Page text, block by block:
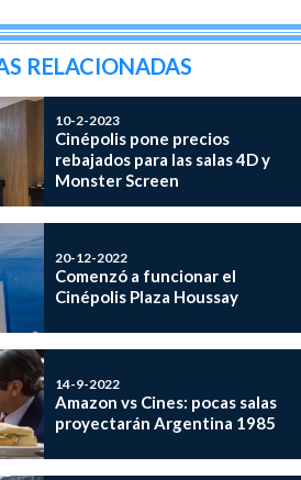
RELACIONADAS
10-2-2023
Cinépolis pone precios
rebajados para las salas 4D y
Monster Screen
20-12-2022
Comenzó a funcionar el
Cinépolis Plaza Houssay
14-9-2022
Amazon vs Cines: pocas salas
proyectarán Argentina 1985